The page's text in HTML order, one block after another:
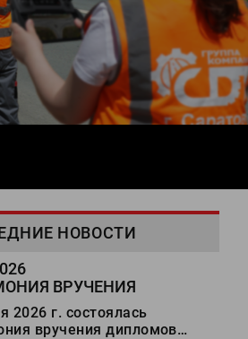
НОВОСТИ
ВРУЧЕНИЯ
ВЫПУСКНИКАМ
2026 г. состоялась
вручения дипломов